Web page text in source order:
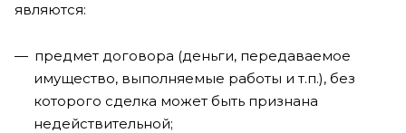
являются:
предмет договора (деньги, передаваемое
имущество, выполняемые работы и т.п.), без
которого сделка может быть признана
недействительной;